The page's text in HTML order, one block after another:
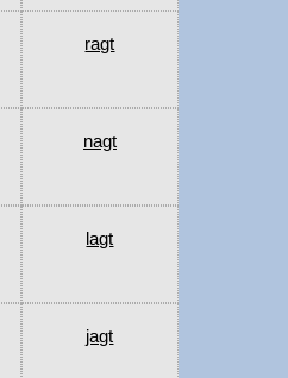
ragt
nagt
lagt
jagt